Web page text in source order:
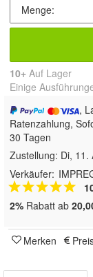
10+ Auf Lager
Einige
,
Ratenzahlung,
30 Tagen
Zustellung: Di, 11.
Verkäufer:
2% Rabatt ab
Merken